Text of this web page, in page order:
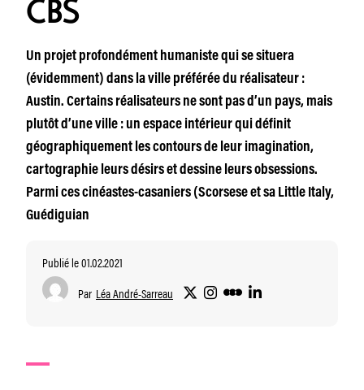
CBS
Un projet profondément humaniste qui se situera
(évidemment) dans la ville préférée du réalisateur :
Austin. Certains réalisateurs ne sont pas d’un pays, mais
plutôt d’une ville : un espace intérieur qui définit
géographiquement les contours de leur imagination,
cartographie leurs désirs et dessine leurs obsessions.
Parmi ces cinéastes-casaniers (Scorsese et sa Little Italy,
Guédiguian
Publié le 01.02.2021
Par Léa André-Sarreau